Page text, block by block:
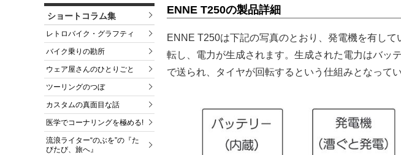
ショートコラム集
レトロバイク・グラフティ
バイク乗りの勘所
ウェア屋さんのひとりごと
ツーリングのつぼ
カスタムの真面目な話
医学でコーナリングを極める!
流浪ライター“のぶを”の『た
びたび、旅へ』
ENNE T250の製品詳細
ENNE T250は下記の写真のとおり、発電機を有し
転し、電力が生成されます。生成された電力はバッ
で送られ、タイヤが回転するという仕組みとなってい